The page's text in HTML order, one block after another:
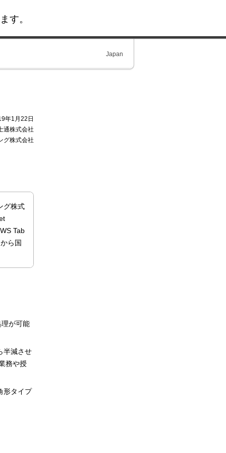
す。
Japan
年1月22日
通株式会社
グ株式会社
グ株式
Tab
ら国
が可能
半減させ
務や授
形タイプ